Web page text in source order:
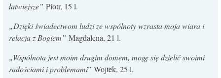
łatwiejsze” Piotr, 15 l.
„Dzięki świadectwom ludzi ze wspólnoty wzrasta moja wiara i
relacja z Bogiem” Magdalena, 21 l.
„Wspólnota jest moim drugim domem, mogę się dzielić swoimi
radościami i problemami” Wojtek, 25 l.